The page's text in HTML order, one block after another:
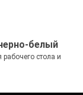
белый
стола и